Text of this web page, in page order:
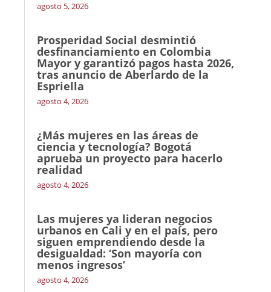
agosto 5, 2026
Prosperidad Social desmintió
desfinanciamiento en Colombia
Mayor y garantizó pagos hasta 2026,
tras anuncio de Aberlardo de la
Espriella
agosto 4, 2026
¿Más mujeres en las áreas de
ciencia y tecnología? Bogotá
aprueba un proyecto para hacerlo
realidad
agosto 4, 2026
Las mujeres ya lideran negocios
urbanos en Cali y en el país, pero
siguen emprendiendo desde la
desigualdad: ‘Son mayoría con
menos ingresos’
agosto 4, 2026